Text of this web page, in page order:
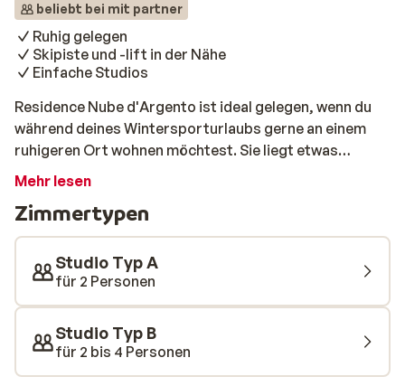
beliebt bei mit partner
Ruhig gelegen
Skipiste und -lift in der Nähe
Einfache Studios
Residence Nube d'Argento ist ideal gelegen, wenn du
während deines Wintersporturlaubs gerne an einem
ruhigeren Ort wohnen möchtest. Sie liegt etwas
außerhalb des Zentrums von Sestrière. Die Skipiste und
sodass du im Handumdrehen auf den Skiern oder dem
Snowboard stehst und einen sportlichen Tag an der
frischen Luft genießen kannst. Die Studios sind einfach
eingerichtet und verfügen über ein Badezimmer und
eine Kochnische.
Mehr lesen
Zimmertypen
Studio Typ A
für 2 Personen
Studio Typ B
für 2 bis 4 Personen